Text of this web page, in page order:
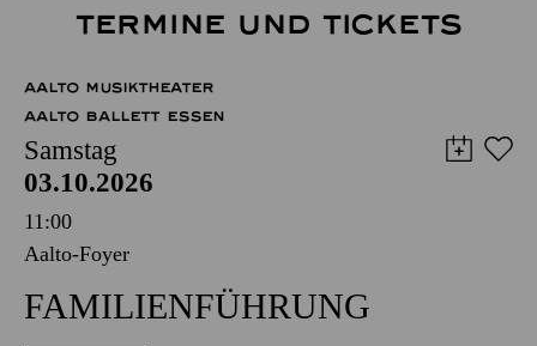
TERMINE UND TICKETS
AALTO MUSIKTHEATER
AALTO BALLETT ESSEN
Samstag
03.10.2026
11:00
Aalto-Foyer
FAMILIENFÜHRUNG